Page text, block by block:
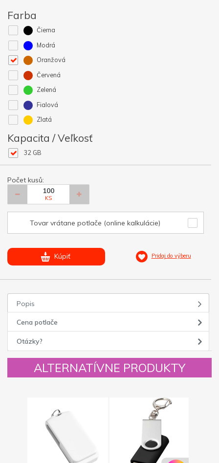
Farba
Čierna
Modrá
Oranžová
Červená
Zelená
Fialová
Zlatá
Kapacita / Veľkosť
32 GB
Počet kusů:
KS
Tovar vrátane potlače (online kalkulácie)
Kúpiť Pridaj do výberu
Popis
Cena potlače
Otázky?
ALTERNATÍVNE PRODUKTY